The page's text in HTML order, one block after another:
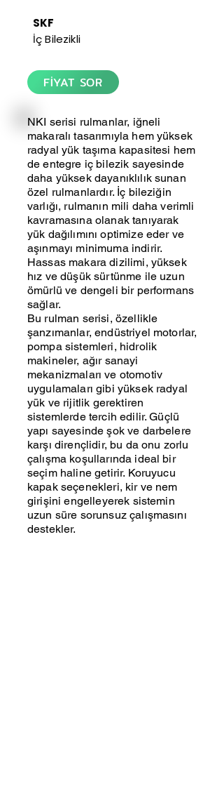
SKF
İç Bilezikli
FİYAT SOR
NKI serisi rulmanlar, iğneli
makaralı tasarımıyla hem yüksek
radyal yük taşıma kapasitesi hem
de entegre iç bilezik sayesinde
daha yüksek dayanıklılık sunan
özel rulmanlardır. İç bileziğin
varlığı, rulmanın mili daha verimli
kavramasına olanak tanıyarak
yük dağılımını optimize eder ve
aşınmayı minimuma indirir.
Hassas makara dizilimi, yüksek
hız ve düşük sürtünme ile uzun
ömürlü ve dengeli bir performans
sağlar.
Bu rulman serisi, özellikle
şanzımanlar, endüstriyel motorlar,
pompa sistemleri, hidrolik
makineler, ağır sanayi
mekanizmaları ve otomotiv
uygulamaları gibi yüksek radyal
yük ve rijitlik gerektiren
sistemlerde tercih edilir. Güçlü
yapı sayesinde şok ve darbelere
karşı dirençlidir, bu da onu zorlu
çalışma koşullarında ideal bir
seçim haline getirir. Koruyucu
kapak seçenekleri, kir ve nem
girişini engelleyerek sistemin
uzun süre sorunsuz çalışmasını
destekler.